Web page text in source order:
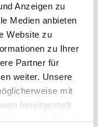
Anzeigen zu
Medien anbieten
Website zu
zu Ihrer
Partner für
weiter. Unsere
mit
bereitgestellt